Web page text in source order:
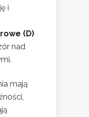
i
(D)
nad
mają